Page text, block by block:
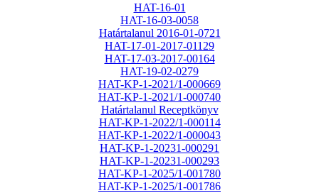
HAT-16-01
HAT-16-03-0058
Határtalanul 2016-01-0721
HAT-17-01-2017-01129
HAT-17-03-2017-00164
HAT-19-02-0279
HAT-KP-1-2021/1-000669
HAT-KP-1-2021/1-000740
Határtalanul Receptkönyv
HAT-KP-1-2022/1-000114
HAT-KP-1-2022/1-000043
HAT-KP-1-20231-000291
HAT-KP-1-20231-000293
HAT-KP-1-2025/1-001780
HAT-KP-1-2025/1-001786